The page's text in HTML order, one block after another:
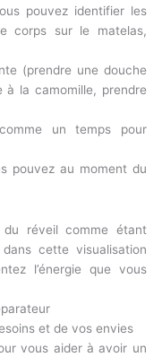
pouvez identifier les
corps sur le matelas,
(prendre une douche
à la camomille, prendre
un temps pour
pouvez au moment du
du réveil comme étant
cette visualisation
l’énergie que vous
et de vos envies
vous aider à avoir un